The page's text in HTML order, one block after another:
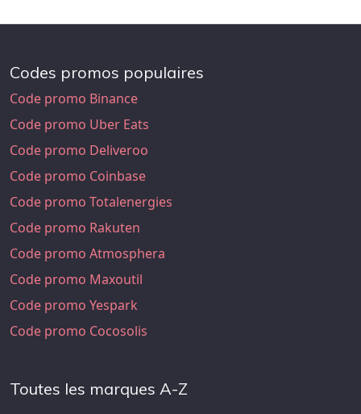
Codes promos populaires
Code promo Binance
Code promo Uber Eats
Code promo Deliveroo
Code promo Coinbase
Code promo Totalenergies
Code promo Rakuten
Code promo Atmosphera
Code promo Maxoutil
Code promo Yespark
Code promo Cocosolis
Toutes les marques A-Z